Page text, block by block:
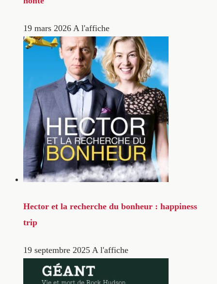
19 mars 2026 A l'affiche
Hector et la recherche du bonheur : happiness
trip
19 septembre 2025 A l'affiche